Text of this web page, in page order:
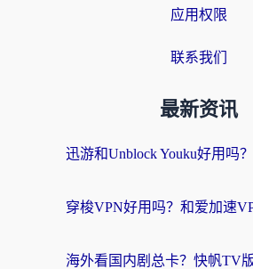
应用权限
联系我们
最新资讯